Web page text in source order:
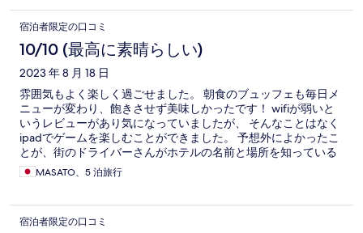
宿泊者限定の口コミ
10/10 (最高に素晴らしい)
2023 年 8 月 18 日
雰囲気もよく楽しく過ごせました。 朝食のブュッフェも毎日メ
ニューが変わり、飽きさせず美味しかったです！ wifiが弱いと
いうレビューがあり気になっていましたが、 そんなことはなく
ipadでゲームを楽しむことができました。 予想外によかったこ
とが、街のドライバーさんがホテルの名前と場所を知っている
ことが多く、名前をいうだけで意思疎通ができました
MASATO、5 泊旅行
宿泊者限定の口コミ